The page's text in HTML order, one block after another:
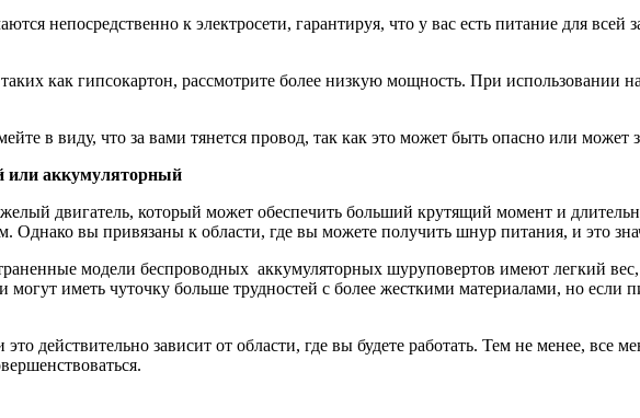
непосредственно к электросети, гарантируя, что у вас есть питание для всей
как гипсокартон, рассмотрите более низкую мощность. При использовании
в виду, что за вами тянется провод, так как это может быть опасно или может
или аккумуляторный
двигатель, который может обеспечить больший крутящий момент и
Однако вы привязаны к области, где вы можете получить шнур питания, и это
модели беспроводных аккумуляторных шуруповертов имеют легкий
могут иметь чуточку больше трудностей с более жесткими материалами, но если
действительно зависит от области, где вы будете работать. Тем не менее,